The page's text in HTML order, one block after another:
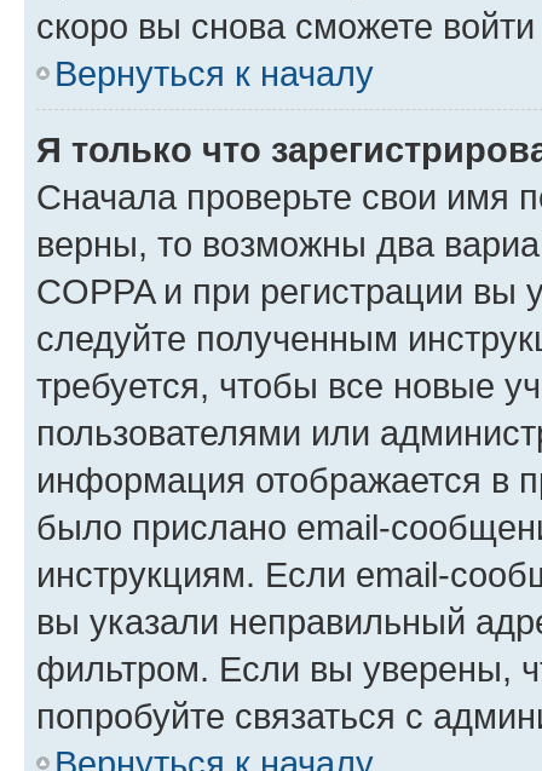
скоро вы снова сможете
Вернуться к началу
Я только что
Сначала проверьте свои имя
верны, то возможны два
COPPA и при регистрации вы
следуйте полученным
требуется, чтобы все новые
пользователями или
информация отображается в
было прислано email-
инструкциям. Если email-
вы указали неправильный
фильтром. Если вы уверены,
попробуйте связаться с
Вернуться к началу